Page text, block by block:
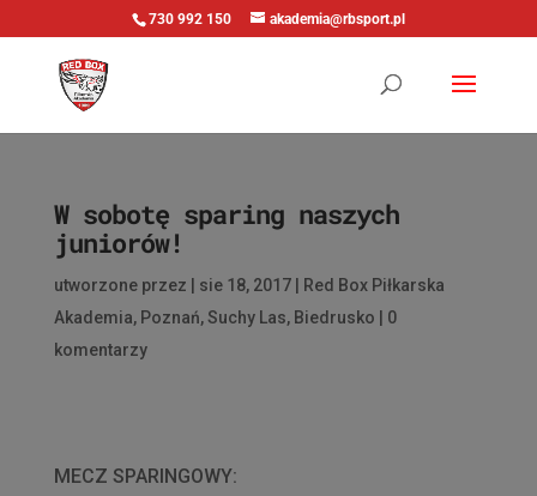
730 992 150 akademia@rbsport.pl
W sobotę sparing naszych
juniorów!
utworzone przez sie 18, 2017|
Red Box Piłkarska
Akademia, Poznań,Suchy Las, Biedrusko
0
komentarzy
MECZ SPARINGOWY: